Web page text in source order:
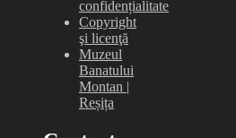
confidențialitate
Copyright
şi licenţă
Muzeul
Banatului
Montan |
Reșița